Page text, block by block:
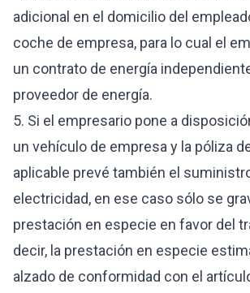
adicional en el domicilio del
coche de empresa, para lo cual el
un contrato de energía
proveedor de energía.
5. Si el empresario pone a
un vehículo de empresa y la póliza
aplicable prevé también el
electricidad, en ese caso sólo se
prestación en especie en favor del
decir, la prestación en especie
alzado de conformidad con el